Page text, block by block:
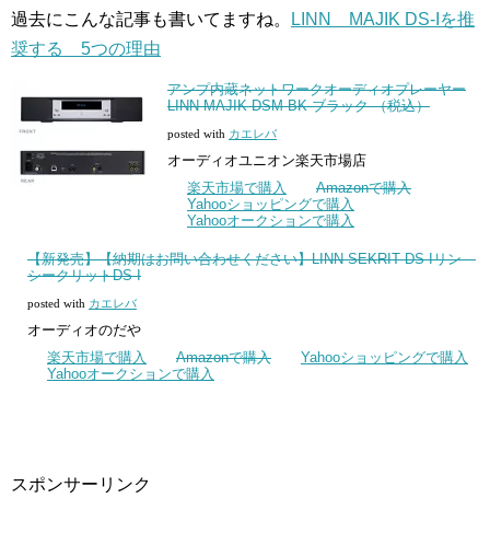
過去にこんな記事も書いてますね。
LINN MAJIK DS-Iを推
奨する 5つの理由
アンプ内蔵ネットワークオーディオプレーヤー
LINN MAJIK DSM BK ブラック （税込）
posted with カエレバ
オーディオユニオン楽天市場店
楽天市場で購入
Amazonで購入
Yahooショッピングで購入
Yahooオークションで購入
【新発売】【納期はお問い合わせください】LINN SEKRIT DS-Iリン
シークリットDS-I
posted with カエレバ
オーディオのだや
楽天市場で購入
Amazonで購入
Yahooショッピングで購入
Yahooオークションで購入
スポンサーリンク